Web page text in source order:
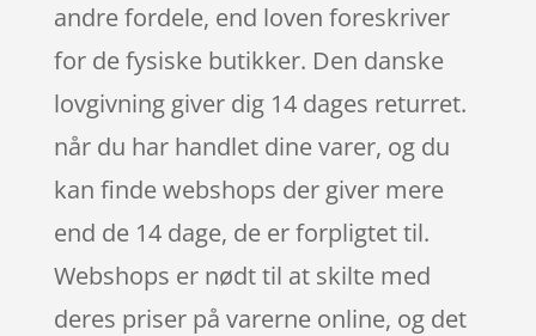
andre fordele, end loven foreskriver
for de fysiske butikker. Den danske
lovgivning giver dig 14 dages returret.
når du har handlet dine varer, og du
kan finde webshops der giver mere
end de 14 dage, de er forpligtet til.
Webshops er nødt til at skilte med
deres priser på varerne online, og det